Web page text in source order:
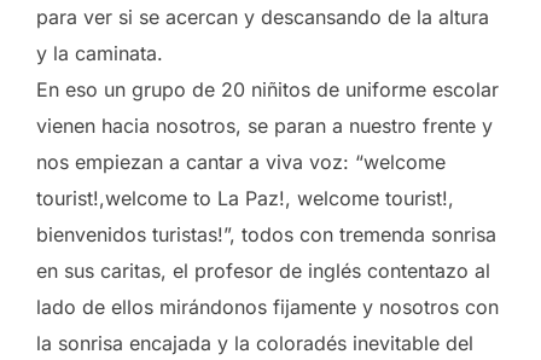
para ver si se acercan y descansando de la altura
y la caminata.
En eso un grupo de 20 niñitos de uniforme escolar
vienen hacia nosotros, se paran a nuestro frente y
nos empiezan a cantar a viva voz: “welcome
tourist!,welcome to La Paz!, welcome tourist!,
bienvenidos turistas!”, todos con tremenda sonrisa
en sus caritas, el profesor de inglés contentazo al
lado de ellos mirándonos fijamente y nosotros con
la sonrisa encajada y la coloradés inevitable del